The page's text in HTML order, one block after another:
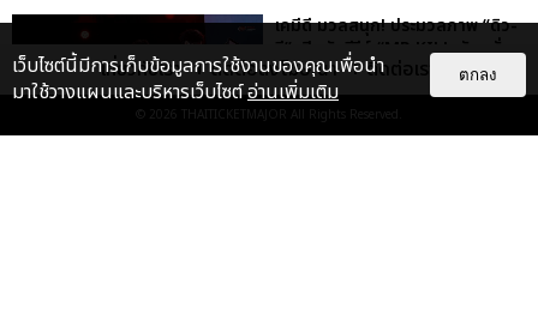
เคมีดี มวลสนุก! ประมวลภาพ “ดิว-
ธี” เปิดตัวซีรีส์ “MR.KILL มังงะสั่ง
ตาย” ในงาน “MR.KILL...
EXCLUSIVE : 14
เกี่ยวกับเรา ติดต่อลงโฆษณา ติดต่อเรา
© 2026 THAITICKETMAJOR All Rights Reserved.
เว็บไซต์นี้มีการเก็บข้อมูลการใช้งานของคุณเพื่อนำ
มาใช้วางแผนและบริหารเว็บไซต์อ่านเพิ่มเติม
ตกลง